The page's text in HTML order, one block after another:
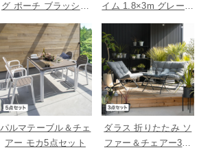
グ ポーチ ブラッシュ
イム 1.8×3m グレース
パルマテーブル＆チェ
アー モカ5点セット
ダラス 折りたたみ ソ
ファー＆チェアー3点